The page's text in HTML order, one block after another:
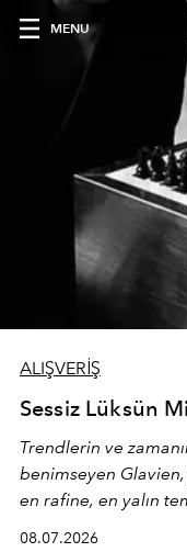
MENU
ALIŞVERİŞ
Sessiz Lüksün
Trendlerin ve
benimseyen Glavien,
en rafine, en yalın
08.07.2026